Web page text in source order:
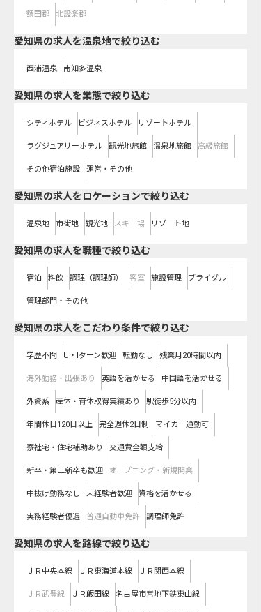
額田郡 北設楽郡
愛知県の求人を温泉地で絞り込む
西浦温泉 南知多温泉
愛知県の求人を業態で絞り込む
シティホテル ビジネスホテル リゾートホテル
ラグジュアリーホテル 観光地旅館 温泉地旅館 高級旅館
その他宿泊施設 運営・その他
愛知県の求人をロケーションで絞り込む
温泉地 市街地 観光地 スキー場 リゾート地
愛知県の求人を職種で絞り込む
宿泊 料飲 調理（調理師） 客室 施設管理 ブライダル
管理部門・その他
愛知県の求人をこだわり条件で絞り込む
学歴不問 U・Iターン歓迎 転勤なし 残業月20時間以内
海外勤務・出張あり 英語を活かせる 中国語を活かせる
外資系 産休・育休取得実績あり 駅徒歩5分以内
年間休日120日以上 完全週休2日制 マイカー通勤可
寮社宅・住宅補助あり 交通費全額支給
新卒・第二新卒も歓迎 オープニング・新規開業
中抜け勤務なし 未経験者歓迎 資格を活かせる
実務経験者優遇 普通自動車免許 調理師免許
愛知県の求人を路線で絞り込む
ＪＲ中央本線 ＪＲ東海道本線 ＪＲ関西本線
ＪＲ武豊線 ＪＲ飯田線 名古屋市営地下鉄東山線